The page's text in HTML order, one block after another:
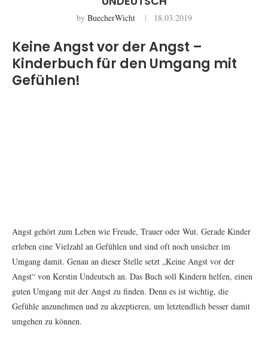
by BuecherWicht 18.03.2019
Keine Angst vor der Angst –
Kinderbuch für den Umgang mit
Gefühlen!
Angst gehört zum Leben wie Freude, Trauer oder Wut. Gerade Kinder
erleben eine Vielzahl an Gefühlen und sind oft noch unsicher im
Umgang damit. Genau an dieser Stelle setzt „Keine Angst vor der
Angst“ von Kerstin Undeutsch an. Das Buch soll Kindern helfen, einen
guten Umgang mit der Angst zu finden. Denn es ist wichtig, die
Gefühle anzunehmen und zu akzeptieren, um letztendlich besser damit
umgehen zu können.